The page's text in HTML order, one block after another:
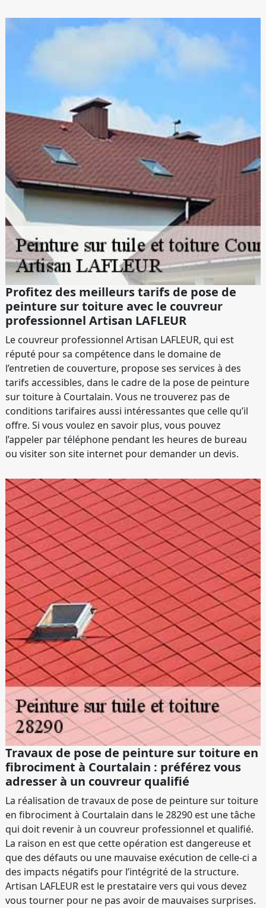
Profitez des meilleurs tarifs de pose de
peinture sur toiture avec le couvreur
professionnel Artisan LAFLEUR
Le couvreur professionnel Artisan LAFLEUR, qui est
réputé pour sa compétence dans le domaine de
l’entretien de couverture, propose ses services à des
tarifs accessibles, dans le cadre de la pose de peinture
sur toiture à Courtalain. Vous ne trouverez pas de
conditions tarifaires aussi intéressantes que celle qu’il
offre. Si vous voulez en savoir plus, vous pouvez
l’appeler par téléphone pendant les heures de bureau
ou visiter son site internet pour demander un devis.
Travaux de pose de peinture sur toiture en
fibrociment à Courtalain : préférez vous
adresser à un couvreur qualifié
La réalisation de travaux de pose de peinture sur toiture
en fibrociment à Courtalain dans le 28290 est une tâche
qui doit revenir à un couvreur professionnel et qualifié.
La raison en est que cette opération est dangereuse et
que des défauts ou une mauvaise exécution de celle-ci a
des impacts négatifs pour l’intégrité de la structure.
Artisan LAFLEUR est le prestataire vers qui vous devez
vous tourner pour ne pas avoir de mauvaises surprises.